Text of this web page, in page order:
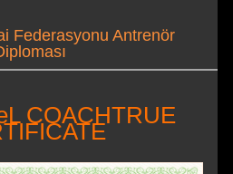
Federasyonu Antrenör
COACHTRUE